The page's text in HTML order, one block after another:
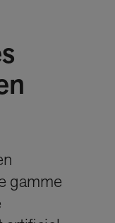
gamme